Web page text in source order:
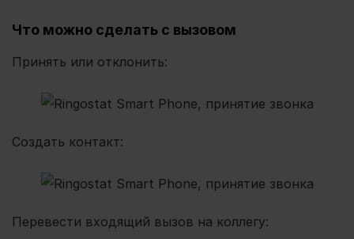
Что можно сделать с вызовом
Принять или отклонить:
Создать контакт:
Перевести входящий вызов на коллегу: